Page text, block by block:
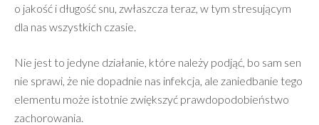
o jakość i długość snu, zwłaszcza teraz, w tym stresującym
dla nas wszystkich czasie.
Nie jest to jedyne działanie, które należy podjąć, bo sam sen
nie sprawi, że nie dopadnie nas infekcja, ale zaniedbanie tego
elementu może istotnie zwiększyć prawdopodobieństwo
zachorowania.